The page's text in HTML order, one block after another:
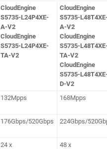
CloudEngine
S5735-L24P4XE-
A-V2
CloudEngine
S5735-L24P4XE-
TA-V2
CloudEngine
S5735-
A-V2
CloudEngine
S5735-
TA-V2
CloudEngine
S5735-
D-V2
132Mpps 168Mpps
176Gbps/520Gbps 224Gbps/
24 x
48 x